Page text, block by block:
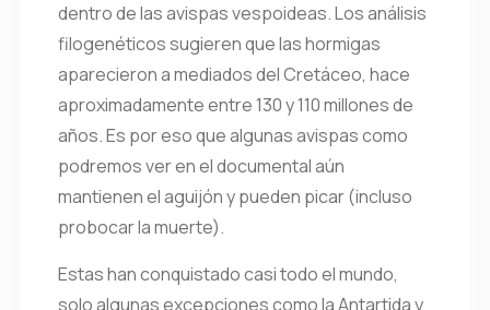
dentro de las avispas vespoideas. Los análisis
filogenéticos sugieren que las hormigas
aparecieron a mediados del Cretáceo, hace
aproximadamente entre 130 y 110 millones de
años. Es por eso que algunas avispas como
podremos ver en el documental aún
mantienen el aguijón y pueden picar (incluso
probocar la muerte).
Estas han conquistado casi todo el mundo,
solo algunas excepciones como la Antartida y